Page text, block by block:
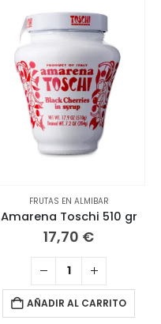
FRUTAS EN ALMIBAR
Amarena Toschi 510 gr
17,70 €
AÑADIR AL CARRITO